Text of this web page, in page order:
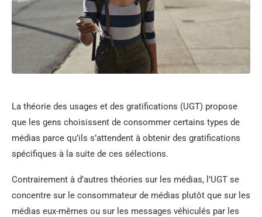
La théorie des usages et des gratifications (UGT) propose
que les gens choisissent de consommer certains types de
médias parce qu’ils s’attendent à obtenir des gratifications
spécifiques à la suite de ces sélections.
Contrairement à d’autres théories sur les médias, l’UGT se
concentre sur le consommateur de médias plutôt que sur les
médias eux-mêmes ou sur les messages véhiculés par les